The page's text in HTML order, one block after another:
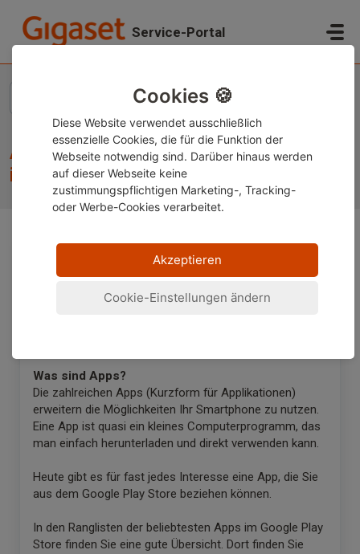
Service-Portal
Apps auf einem Gigaset Smartphone
installieren und deinstallieren
Was sind Apps?
Die zahlreichen Apps (Kurzform für Applikationen)
erweitern die Möglichkeiten Ihr Smartphone zu nutzen.
Eine App ist quasi ein kleines Computerprogramm, das
man einfach herunterladen und direkt verwenden kann.
Heute gibt es für fast jedes Interesse eine App, die Sie
aus dem Google Play Store beziehen können.
In den Ranglisten der beliebtesten Apps im Google Play
Store finden Sie eine gute Übersicht. Dort finden Sie
Cookies 🍪
Diese Website verwendet ausschließlich
essenzielle Cookies, die für die Funktion der
Webseite notwendig sind. Darüber hinaus werden
auf dieser Webseite keine
zustimmungspflichtigen Marketing-, Tracking-
oder Werbe-Cookies verarbeitet.
Akzeptieren
Cookie-Einstellungen ändern